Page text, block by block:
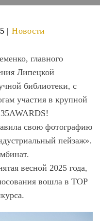
|Новости
главного
Липецкой
библиотеки, с
участия в крупной
свою фотографию
пейзаж».
весной 2025 года,
вошла в TOP